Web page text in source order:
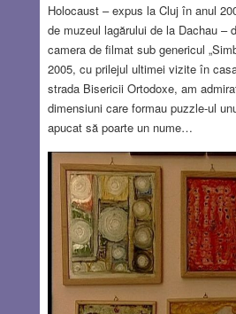
Holocaust – expus la Cluj în anul
de muzeul lagărului de la Dachau –
camera de filmat sub genericul
2005, cu prilejul ultimei vizite în
strada Bisericii Ortodoxe, am
dimensiuni care formau puzzle-ul
apucat să poarte un nume…